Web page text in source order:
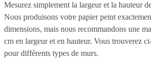
Mesurez simplement la largeur et la hauteur
Nous produisons votre papier peint
dimensions, mais nous recommandons une
cm en largeur et en hauteur. Vous trouverez
pour différents types de murs.